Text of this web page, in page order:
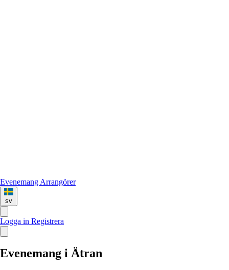
Evenemang Arrangörer
sv
Logga in Registrera
Evenemang i Ätran